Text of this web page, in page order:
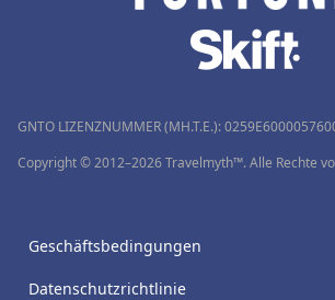
GNTO LIZENZNUMMER (MH.T.E.):
Copyright © 2012–2026 Travelmyth™. Alle Rechte
Geschäftsbedingungen
Datenschutzrichtlinie